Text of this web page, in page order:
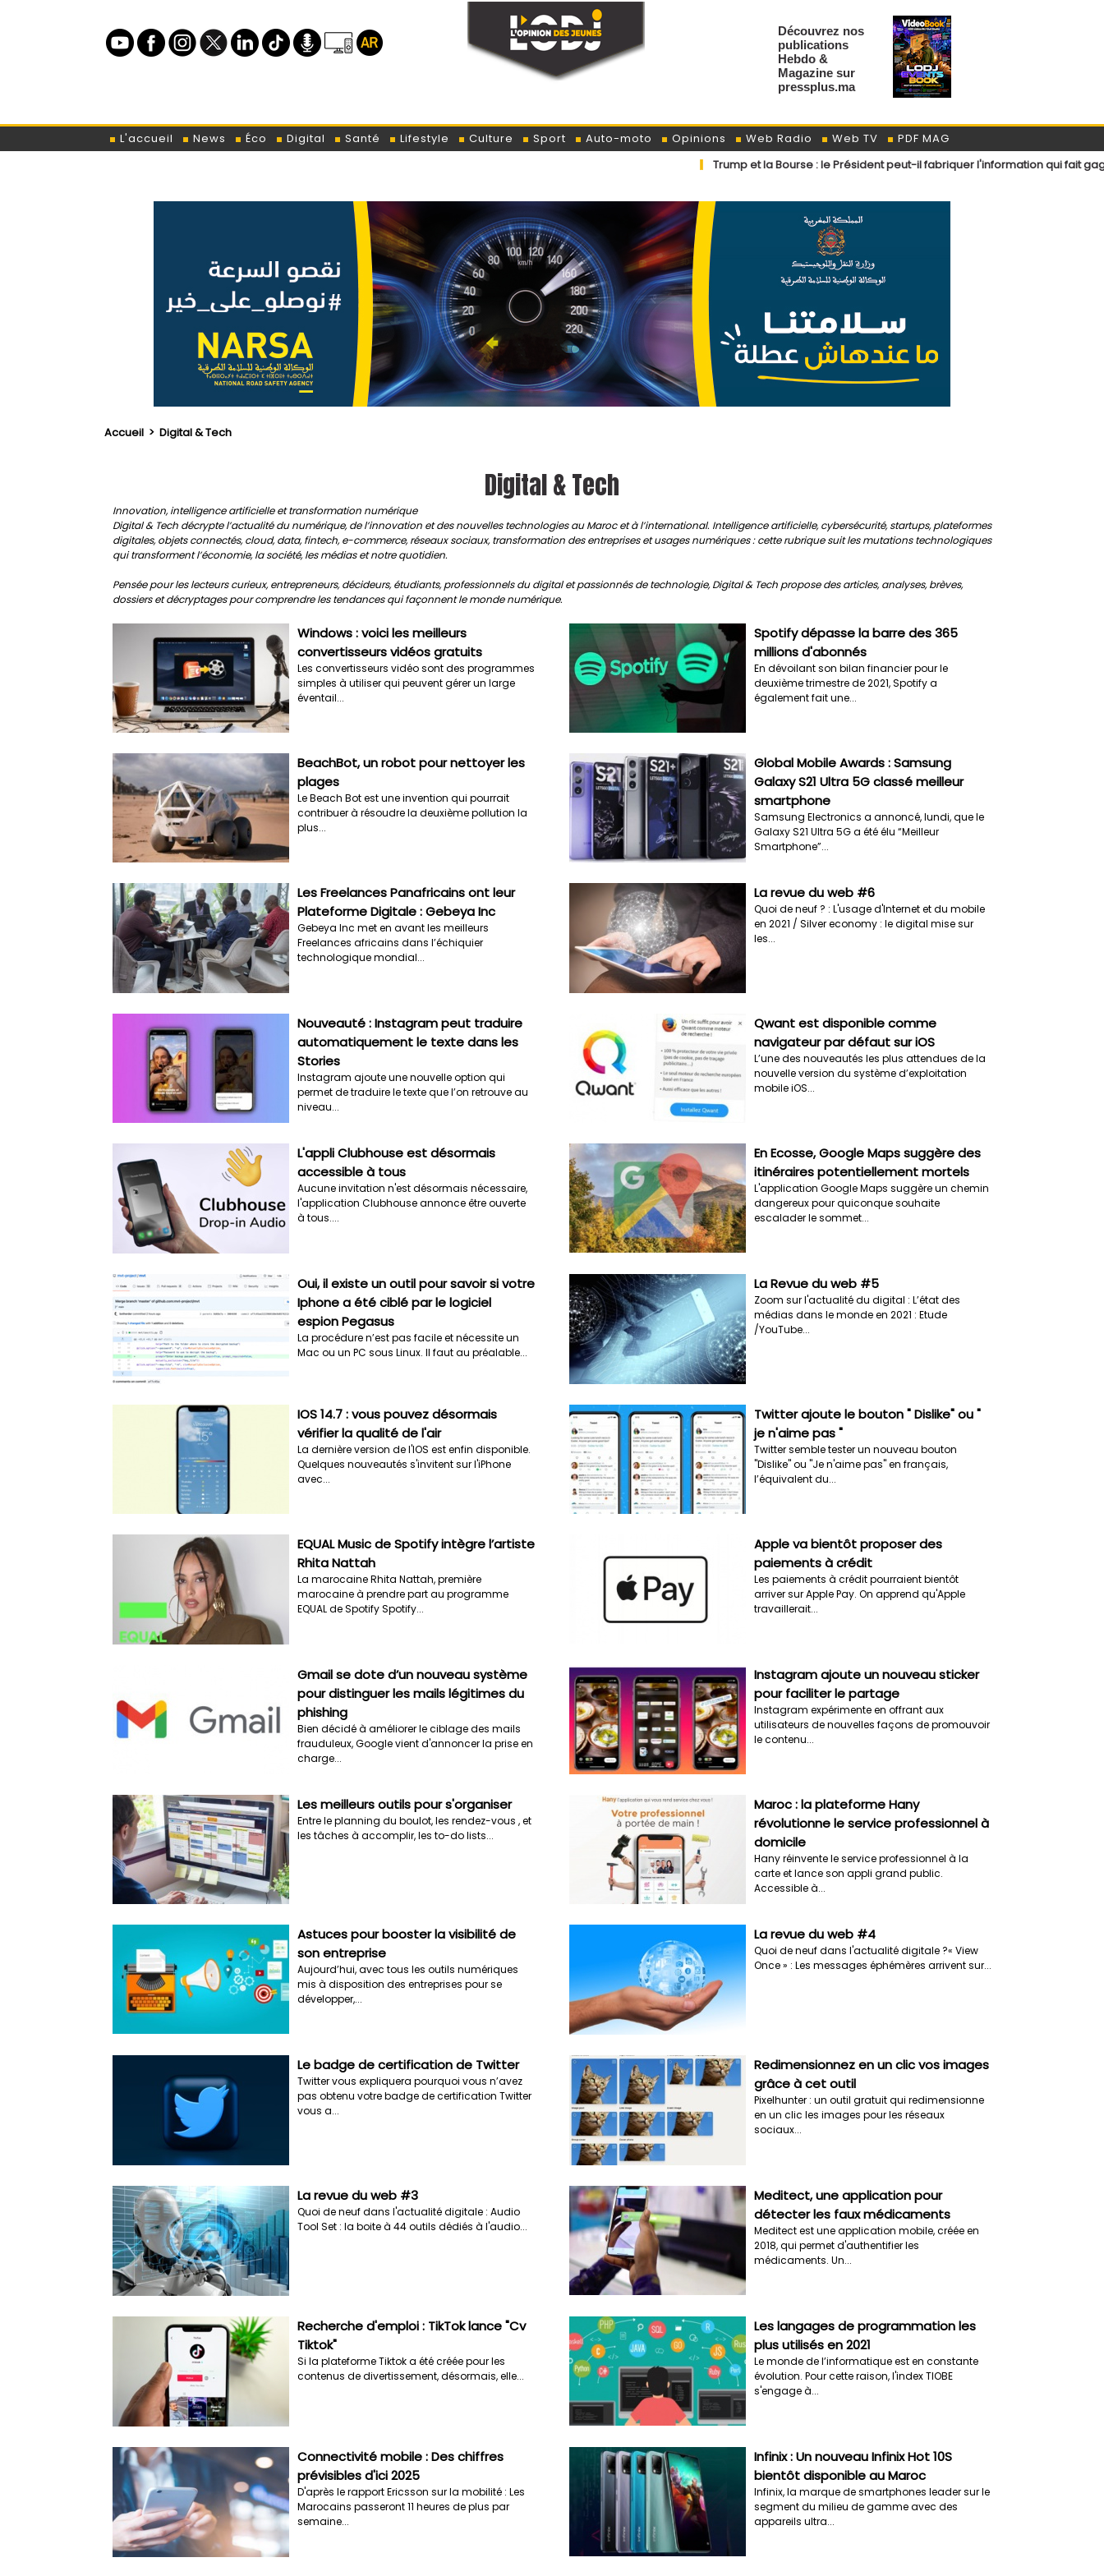
Découvrez nos
publications
Hebdo &
Magazine sur
pressplus.ma
L'accueil News Éco Digital Santé Lifestyle Culture Sport Auto-moto Opinions Web Radio Web TV
PDF MAG
Trump et la Bourse : le Président peut-il fabriquer l'information qui fait gagner Wall
Accueil > Digital & Tech
Digital & Tech
Innovation, intelligence artificielle et transformation numérique
Digital & Tech décrypte l’actualité du numérique, de l’innovation et des nouvelles technologies au Maroc et à l’international. Intelligence artificielle, cybersécurité, startups, plateformes
digitales, objets connectés, cloud, data, fintech, e-commerce, réseaux sociaux, transformation des entreprises et usages numériques : cette rubrique suit les mutations technologiques
qui transforment l’économie, la société, les médias et notre quotidien.
Pensée pour les lecteurs curieux, entrepreneurs, décideurs, étudiants, professionnels du digital et passionnés de technologie, Digital & Tech propose des articles, analyses, brèves,
dossiers et décryptages pour comprendre les tendances qui façonnent le monde numérique.
Windows : voici les meilleurs
convertisseurs vidéos gratuits
Les convertisseurs vidéo sont des programmes
simples à utiliser qui peuvent gérer un large
éventail...
Spotify dépasse la barre des 365
millions d'abonnés
En dévoilant son bilan financier pour le
deuxième trimestre de 2021, Spotify a
également fait une...
BeachBot, un robot pour nettoyer les
plages
Le Beach Bot est une invention qui pourrait
contribuer à résoudre la deuxième pollution la
plus...
Global Mobile Awards : Samsung
Galaxy S21 Ultra 5G classé meilleur
smartphone
Samsung Electronics a annoncé, lundi, que le
Galaxy S21 Ultra 5G a été élu “Meilleur
Smartphone”...
Les Freelances Panafricains ont leur
Plateforme Digitale : Gebeya Inc
Gebeya Inc met en avant les meilleurs
Freelances africains dans l’échiquier
technologique mondial...
La revue du web #6
Quoi de neuf ? : L'usage d'Internet et du mobile
en 2021 / Silver economy : le digital mise sur
les...
Nouveauté : Instagram peut traduire
automatiquement le texte dans les
Stories
Instagram ajoute une nouvelle option qui
permet de traduire le texte que l’on retrouve au
niveau...
Qwant est disponible comme
navigateur par défaut sur iOS
L’une des nouveautés les plus attendues de la
nouvelle version du système d’exploitation
mobile iOS...
L'appli Clubhouse est désormais
accessible à tous
Aucune invitation n'est désormais nécessaire,
l'application Clubhouse annonce être ouverte
à tous....
En Ecosse, Google Maps suggère des
itinéraires potentiellement mortels
L'application Google Maps suggère un chemin
dangereux pour quiconque souhaite
escalader le sommet...
Oui, il existe un outil pour savoir si votre
Iphone a été ciblé par le logiciel
espion Pegasus
La procédure n’est pas facile et nécessite un
Mac ou un PC sous Linux. Il faut au préalable...
La Revue du web #5
Zoom sur l'actualité du digital : L’état des
médias dans le monde en 2021 : Etude
/YouTube...
IOS 14.7 : vous pouvez désormais
vérifier la qualité de l'air
La dernière version de l'IOS est enfin disponible.
Quelques nouveautés s'invitent sur l'iPhone
avec...
Twitter ajoute le bouton " Dislike" ou "
je n'aime pas "
Twitter semble tester un nouveau bouton
"Dislike" ou "Je n'aime pas" en français,
l’équivalent du...
EQUAL Music de Spotify intègre l’artiste
Rhita Nattah
La marocaine Rhita Nattah, première
marocaine à prendre part au programme
EQUAL de Spotify Spotify...
Apple va bientôt proposer des
paiements à crédit
Les paiements à crédit pourraient bientôt
arriver sur Apple Pay. On apprend qu'Apple
travaillerait...
Gmail se dote d’un nouveau système
pour distinguer les mails légitimes du
phishing
Bien décidé à améliorer le ciblage des mails
frauduleux, Google vient d'annoncer la prise en
charge...
Instagram ajoute un nouveau sticker
pour faciliter le partage
Instagram expérimente en offrant aux
utilisateurs de nouvelles façons de promouvoir
le contenu...
Les meilleurs outils pour s'organiser
Entre le planning du boulot, les rendez-vous , et
les tâches à accomplir, les to-do lists...
Maroc : la plateforme Hany
révolutionne le service professionnel à
domicile
Hany réinvente le service professionnel à la
carte et lance son appli grand public.
Accessible à...
Astuces pour booster la visibilité de
son entreprise
Aujourd’hui, avec tous les outils numériques
mis à disposition des entreprises pour se
développer,...
La revue du web #4
Quoi de neuf dans l'actualité digitale ?« View
Once » : Les messages éphémères arrivent sur...
Le badge de certification de Twitter
Twitter vous expliquera pourquoi vous n’avez
pas obtenu votre badge de certification Twitter
vous a...
Redimensionnez en un clic vos images
grâce à cet outil
Pixelhunter : un outil gratuit qui redimensionne
en un clic les images pour les réseaux
sociaux...
La revue du web #3
Quoi de neuf dans l'actualité digitale : Audio
Tool Set : la boite à 44 outils dédiés à l'audio...
Meditect, une application pour
détecter les faux médicaments
Meditect est une application mobile, créée en
2018, qui permet d'authentifier les
médicaments. Un...
Recherche d'emploi : TikTok lance "Cv
Tiktok"
Si la plateforme Tiktok a été créée pour les
contenus de divertissement, désormais, elle...
Les langages de programmation les
plus utilisés en 2021
Le monde de l’informatique est en constante
évolution. Pour cette raison, l'index TIOBE
s'engage à...
Connectivité mobile : Des chiffres
prévisibles d'ici 2025
D'après le rapport Ericsson sur la mobilité : Les
Marocains passeront 11 heures de plus par
semaine...
Infinix : Un nouveau Infinix Hot 10S
bientôt disponible au Maroc
Infinix, la marque de smartphones leader sur le
segment du milieu de gamme avec des
appareils ultra...